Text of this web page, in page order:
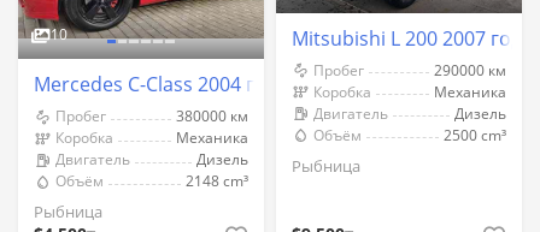
10
Mercedes C-Class 2004 год Рыбница
Пробег
380000 км
Коробка
Механика
Двигатель
Дизель
Объём
2148 cm³
Рыбница
Mitsubishi L 200 2007 год
Пробег
290000 км
Коробка
Механика
Двигатель
Дизель
Объём
2500 cm³
Рыбница